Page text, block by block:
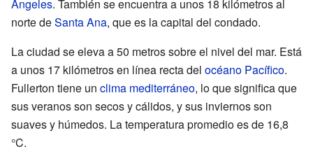
Ángeles. También se encuentra a unos 18 kilómetros al
norte deSanta Ana, que es la capital del condado.
La ciudad se eleva a 50 metros sobre el nivel del mar. Está
a unos 17 kilómetros en línea recta del océano Pacífico.
Fullerton tiene un clima mediterráneo, lo que significa que
sus veranos son secos y cálidos, y sus inviernos son
suaves y húmedos. La temperatura promedio es de 16,8
°C.